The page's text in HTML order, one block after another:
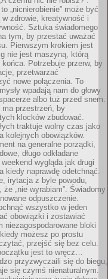
„nicnierobienie” może być
zdrowie, kreatywność i
Sztuka świadomego
tym, by przestać uważać
Pierwszym krokiem jest
nie jest maszyną, którą
Potrzebuje przerw, by
przetwarzać
nowe połączenia. To
wpadają nam do głowy
albo tuż przed snem.
ma przestrzeń, by
klocków zbudować.
traktuje wolny czas jako
kolejnych obowiązków.
na generalne porządki,
długo odkładane
wygląda jak drugi
kiedy naprawdę odetchnąć.
irytacja z byle powodu,
„nie wyrabiam”. Świadomy
odpuszczenie.
wszystko w jeden
obowiązki i zostawiać
niezagospodarowane bloki
możesz po prostu
przejść się bez celu.
jest to wręcz…
przyzwyczaili się do biegu,
się czymś nienaturalnym.